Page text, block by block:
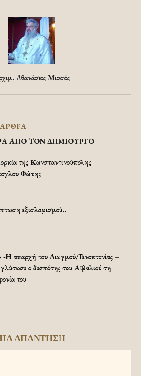
Αθανάσιος Μισσός
ΑΠΟ ΤΟΝ ΔΗΜΙΟΥΡΓΟ
τῆς Κωνσταντινούπολης –
Φώτης
εξισλαμισμού..
-Η απαρχή του Διωγμού/Γενοκτονίας –
ο δεσπότης του Αϊβαλιού τη
του
ΑΠΑΝΤΗΣΗ